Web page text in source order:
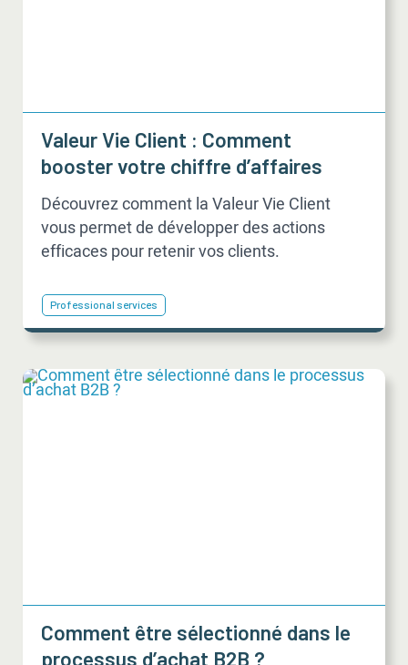
Valeur Vie Client : Comment
booster votre chiffre d’affaires
Découvrez comment la Valeur Vie Client
vous permet de développer des actions
efficaces pour retenir vos clients.
Professional services
Comment être sélectionné dans le
processus d’achat B2B ?